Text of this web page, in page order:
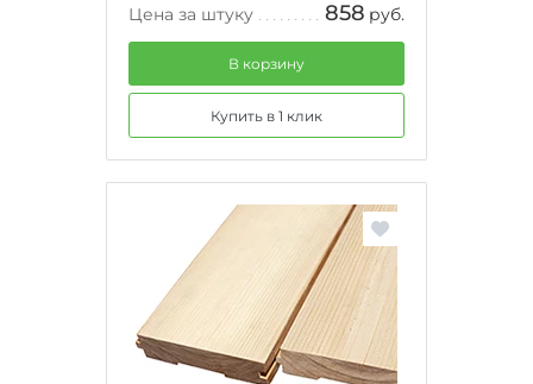
Цена за штуку 858 руб.
В корзину
Купить в 1 клик